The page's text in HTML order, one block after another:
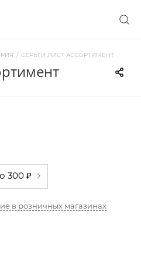
/ СЕРЬГИ ЛИСТ АССОРТИМЕНТ
300 ₽
в розничных магазинах